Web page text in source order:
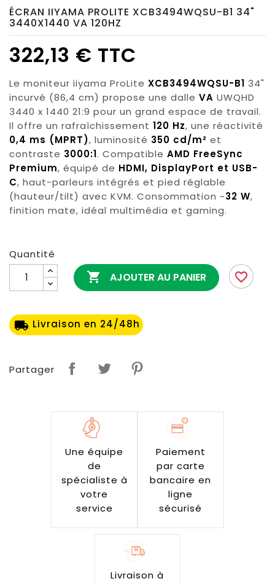
ÉCRAN IIYAMA PROLITE XCB3494WQSU-B1 34"
3440X1440 VA 120HZ
322,13 € TTC
Le moniteur iiyama ProLite XCB3494WQSU-B1 34"
incurvé (86,4 cm) propose une dalle VA UWQHD
3440 x 1440 21:9 pour un grand espace de travail.
Il offre un rafraîchissement 120 Hz, une réactivité
0,4 ms (MPRT), luminosité 350 cd/m² et
contraste 3000:1. Compatible AMD FreeSync
Premium, équipé de HDMI, DisplayPort et USB-
C, haut-parleurs intégrés et pied réglable
(hauteur/tilt) avec KVM. Consommation ~32 W,
finition mate, idéal multimédia et gaming.
Quantité
 AJOUTER AU PANIER favorite_border
local_shipping Livraison en 24/48h
Partager
Une équipe
de
spécialiste à
votre
service
Paiement
par carte
bancaire en
ligne
sécurisé
Livraison à